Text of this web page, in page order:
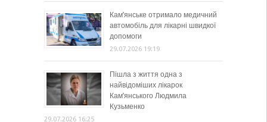
Кам’янське отримало медичний
автомобіль для лікарні швидкої
допомоги
29.07.2026 19:19
Пішла з життя одна з
найвідоміших лікарок
Кам’янського Людмила
Кузьменко
29.07.2026 16:25